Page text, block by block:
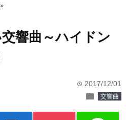
»
響曲～ハイドン
time 2017/12/01
folder 交響曲